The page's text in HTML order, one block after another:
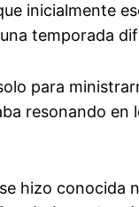
inicialmente
temporada
para
resonando en
hizo conocida